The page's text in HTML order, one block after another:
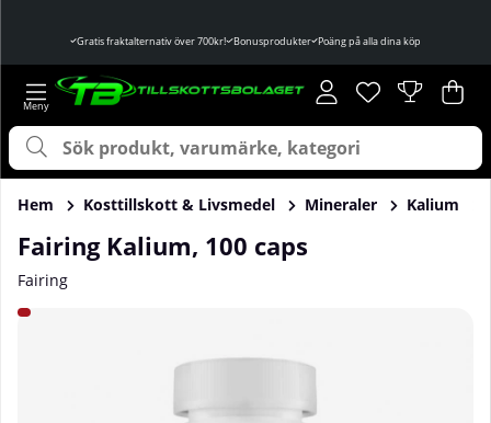
Gratis fraktalternativ över 700kr! Bonusprodukter Poäng på alla dina köp
Önskelista
Antal i
. .
Hem Kosttillskott & Livsmedel Mineraler Kalium
Fairing Kalium, 100 caps
Fairing
Produktbilder Fairing Kalium, 100 caps